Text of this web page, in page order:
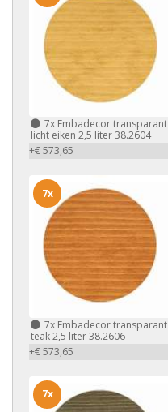
7x Embadecor transparant
licht eiken 2,5 liter 38.2604
+€ 573,65
7x Embadecor transparant
teak 2,5 liter 38.2606
+€ 573,65
7x
7x